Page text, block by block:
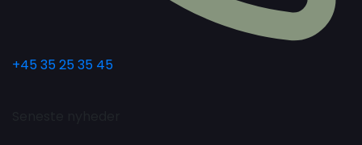
+45 35 25 35 45